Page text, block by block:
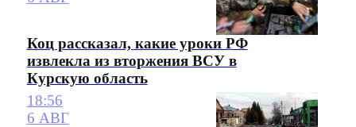
Коц рассказал, какие уроки РФ
извлекла из вторжения ВСУ в
Курскую область
18:56
6 АВГ